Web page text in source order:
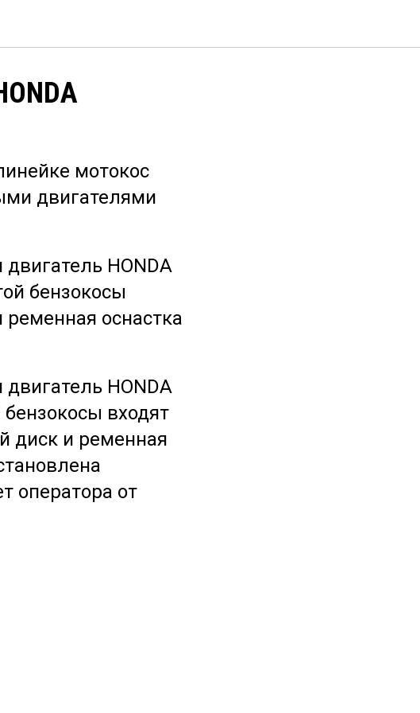
мотокос
двигателями
двигатель HONDA
бензокосы
оснастка
двигатель HONDA
входят
диск и ременная
оператора от